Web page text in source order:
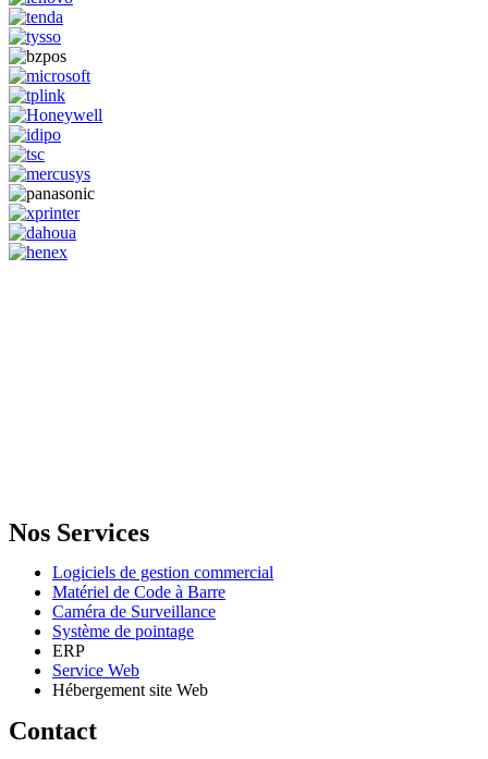
Nos Services
Logiciels de gestion commercial
Matériel de Code à Barre
Caméra de Surveillance
Système de pointage
ERP
Service Web
Hébergement site Web
Contact